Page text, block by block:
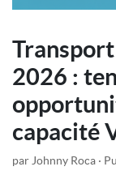
2026 :
capacité
par Johnny Roca